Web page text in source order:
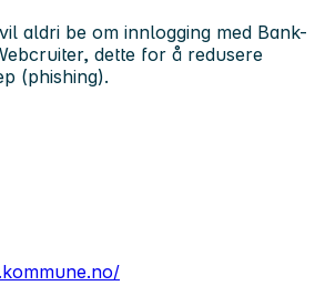
aldri be om innlogging med Bank-
dette for å redusere
(phishing).